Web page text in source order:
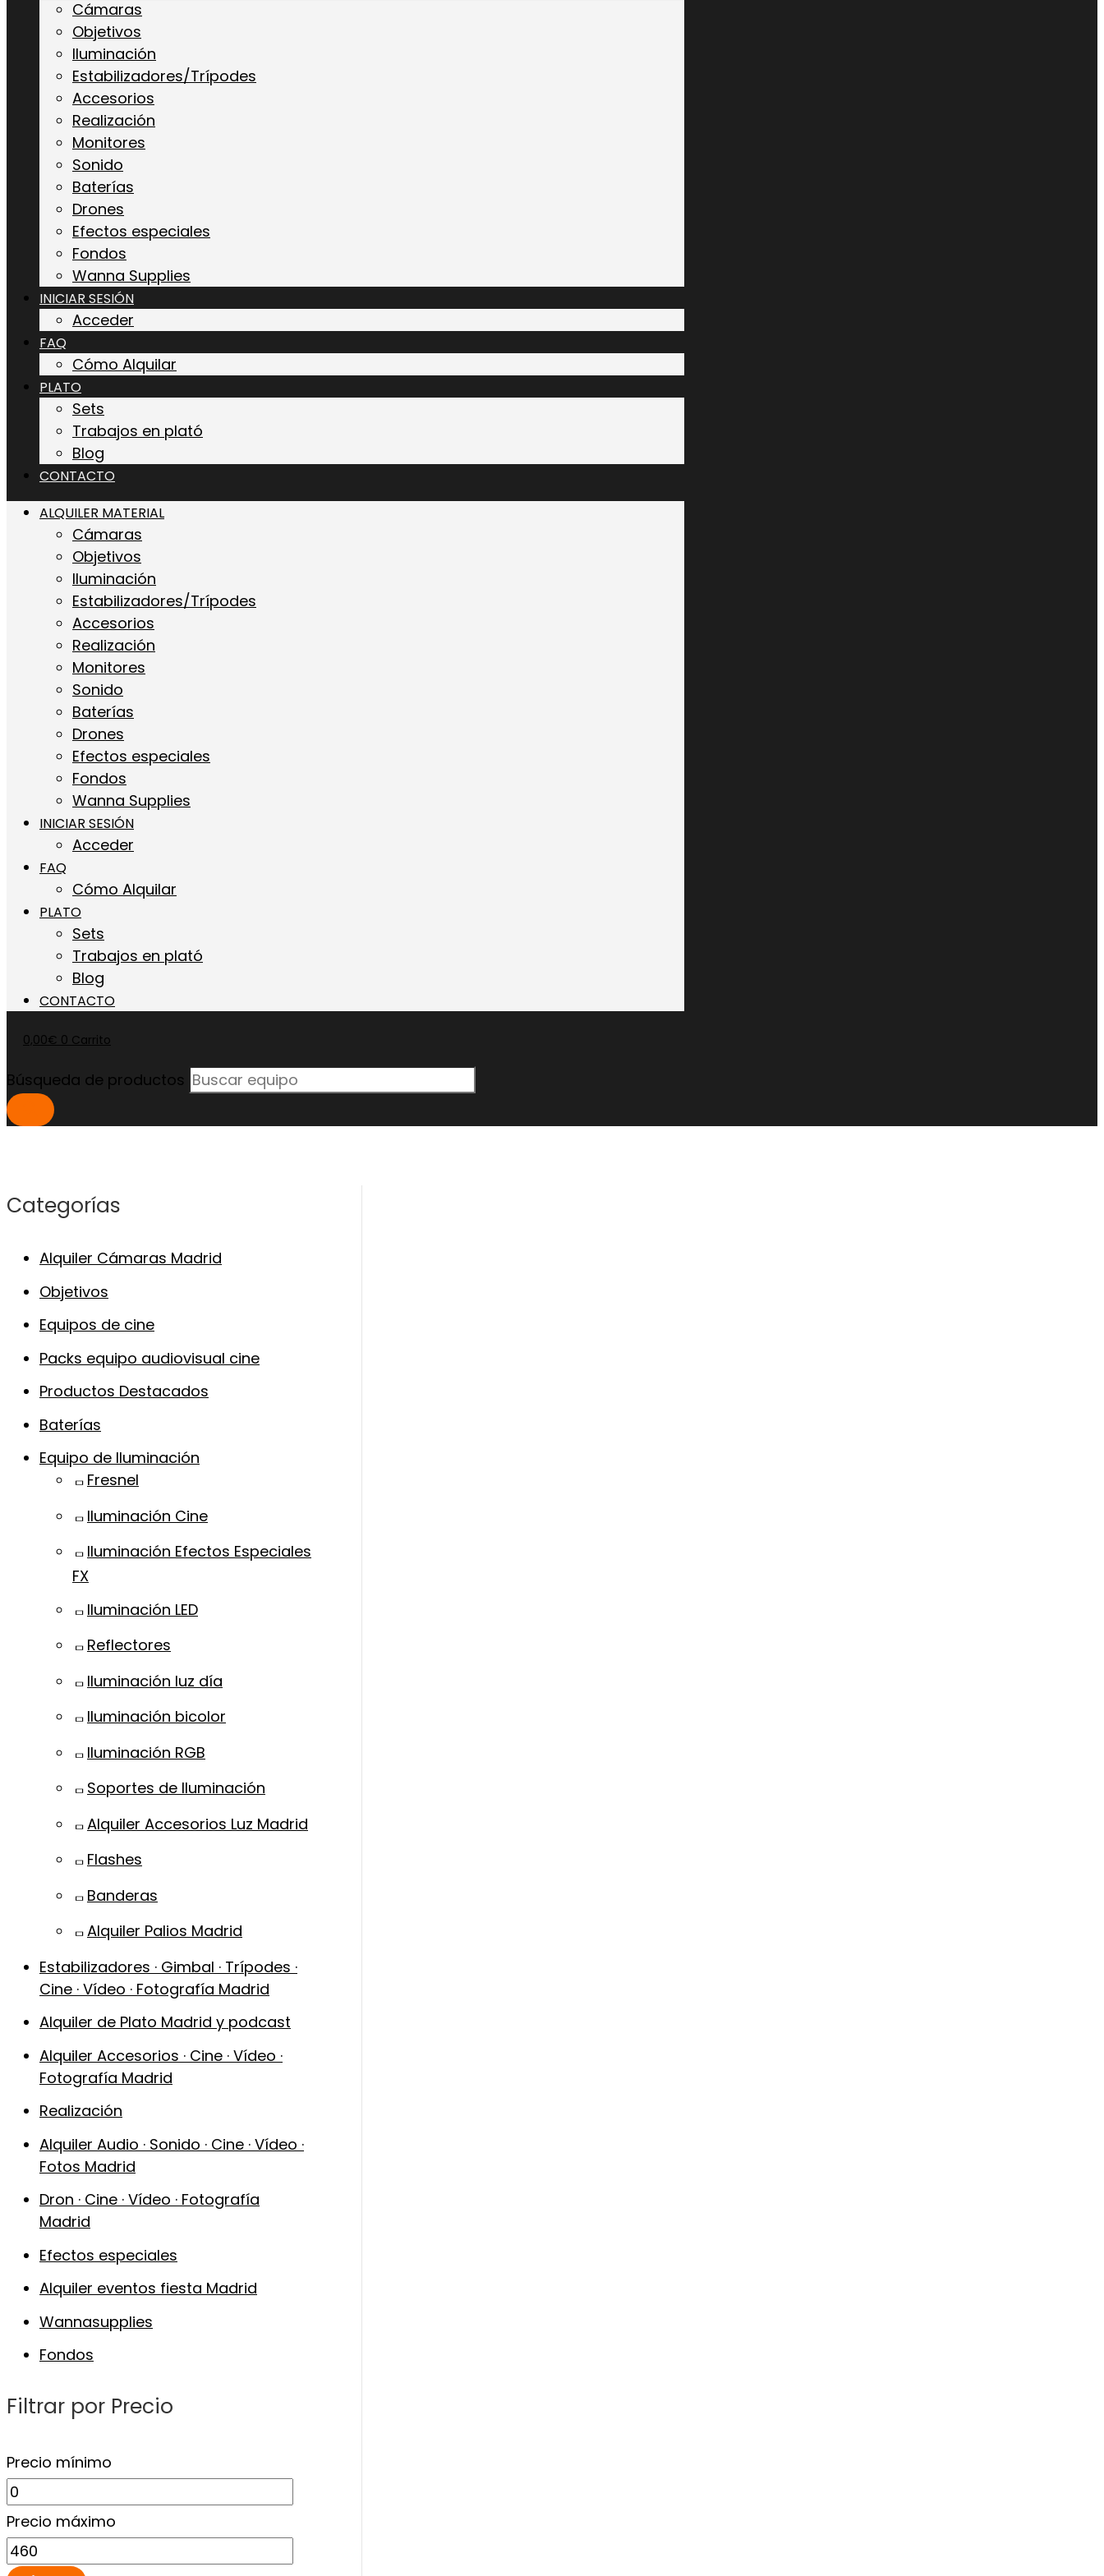
Cámaras
Objetivos
Iluminación
Estabilizadores/Trípodes
Accesorios
Realización
Monitores
Sonido
Baterías
Drones
Efectos especiales
Fondos
Wanna Supplies
INICIAR SESIÓN
Acceder
FAQ
Cómo Alquilar
PLATO
Sets
Trabajos en plató
Blog
CONTACTO
ALQUILER MATERIAL
Cámaras
Objetivos
Iluminación
Estabilizadores/Trípodes
Accesorios
Realización
Monitores
Sonido
Baterías
Drones
Efectos especiales
Fondos
Wanna Supplies
INICIAR SESIÓN
Acceder
FAQ
Cómo Alquilar
PLATO
Sets
Trabajos en plató
Blog
CONTACTO
0,00€ 0 Carrito
Búsqueda de productos
Categorías
Alquiler Cámaras Madrid
Objetivos
Equipos de cine
Packs equipo audiovisual cine
Productos Destacados
Baterías
Equipo de Iluminación
Fresnel
Iluminación Cine
Iluminación Efectos Especiales
FX
Iluminación LED
Reflectores
Iluminación luz día
Iluminación bicolor
Iluminación RGB
Soportes de Iluminación
Alquiler Accesorios Luz Madrid
Flashes
Banderas
Alquiler Palios Madrid
Estabilizadores · Gimbal · Trípodes ·
Cine · Vídeo · Fotografía Madrid
Alquiler de Plato Madrid y podcast
Alquiler Accesorios · Cine · Vídeo ·
Fotografía Madrid
Realización
Alquiler Audio · Sonido · Cine · Vídeo ·
Fotos Madrid
Dron · Cine · Vídeo · Fotografía
Madrid
Efectos especiales
Alquiler eventos fiesta Madrid
Wannasupplies
Fondos
Filtrar por Precio
Precio mínimo
Precio máximo